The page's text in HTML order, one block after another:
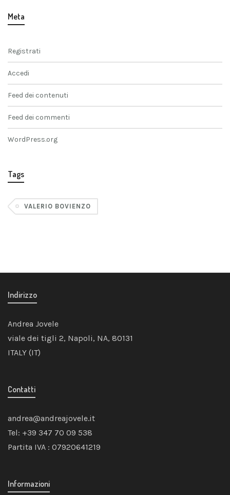
Meta
Registrati
Accedi
Feed dei contenuti
Feed dei commenti
WordPress.org
Tags
VALERIO BOVIENZO
Indirizzo
Andrea Jovele
viale dei tigli 2, Napoli, NA, 80131
ITALY (IT)
Contatti
andrea@andreajovele.it
Tel: +39 347 70 09 538
Partita IVA : 07920641219
Informazioni